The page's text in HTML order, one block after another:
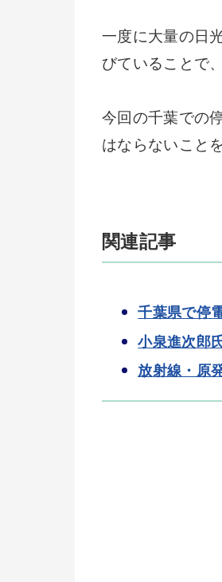
一度に大量の日
びていることで
今回の千葉での
はならないこと
関連記事
千葉県で停
小泉進次郎
放射線・原